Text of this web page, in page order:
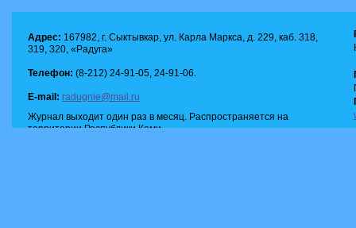
Адрес: 167982, г. Сыктывкар, ул. Карла Маркса, д. 229, каб. 318,
319, 320, «Радуга»
Телефон: (8-212) 24-91-05, 24-91-06.
E-mail: radugnie@mail.ru
Журнал выходит один раз в месяц. Распространяется на
территории Республики Коми.